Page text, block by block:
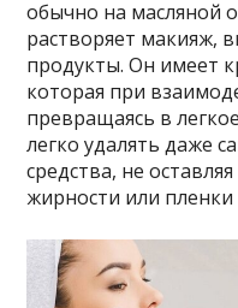
обычно на масляной
растворяет макияж,
продукты. Он имеет
которая при
превращаясь в
легко удалять даже
средства, не
жирности или пленки